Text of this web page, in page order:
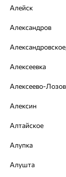
4
Описание
Вид изделия:
Цвет металла:
Страна
Бренд:Vesna
Вес металла:
Алейск
Александров
Алексеевка
Алексеево-
Алексин
Алтайское
Алупка
Алушта